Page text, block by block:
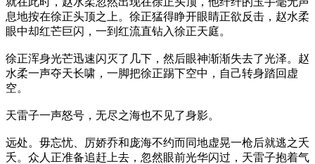
息地按在徐正头顶之上。徐正猛得睁开眼睛正欲反击，赵水柔
眼中却红芒巨闪，一到红流直钻入徐正天庭。
徐正浑身光芒迅速闪灭了几下，然后眼神渐渐失去了光泽。赵
水柔一声夺天长啸，一脚把徐正踢下空中，自己转身踏回虚
空。
天雷子一声怒号，无尽之海也不见了身影。
远处。毋忘忧、厉娇乔和庞海不约而同地虚晃一枪后就逃之夭
夭。众人正准备追赶上去，忽然眼前光华闪过，天雷子抱着气